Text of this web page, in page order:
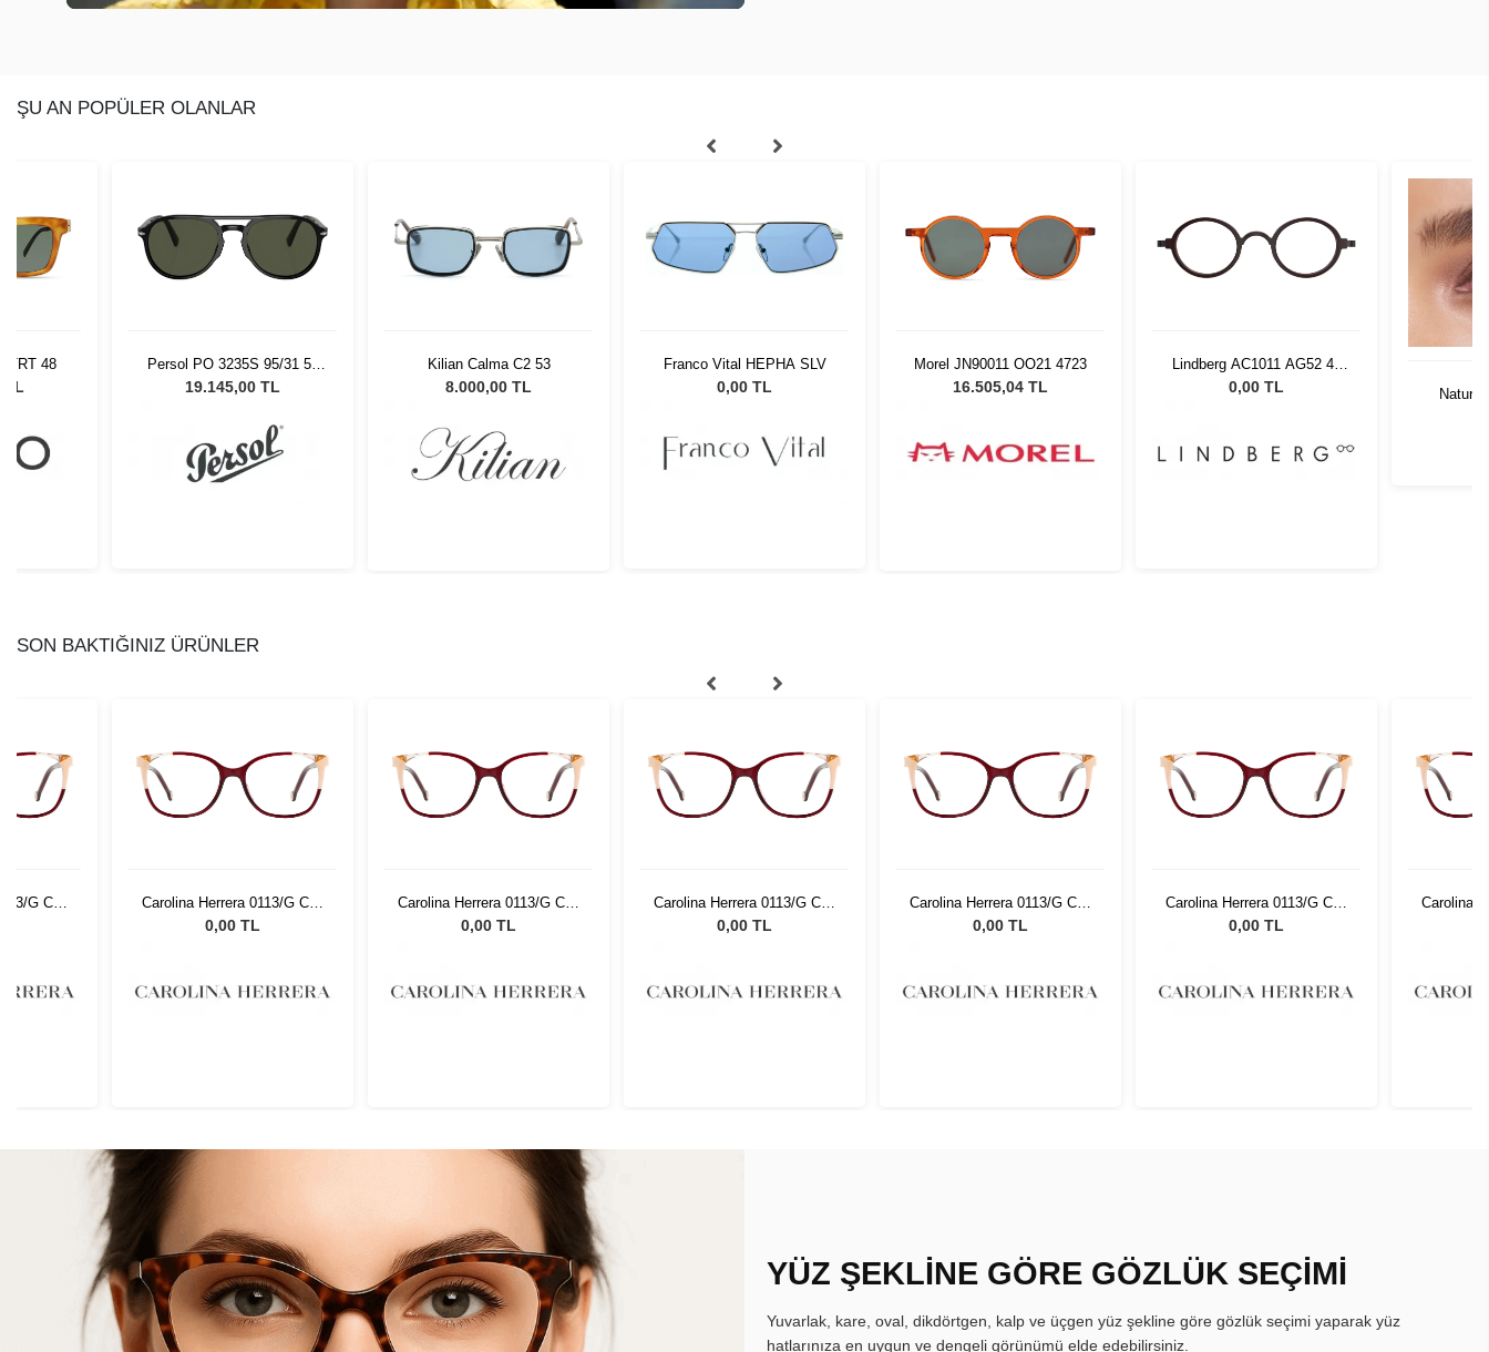
ŞU AN POPÜLER OLANLAR
48
TL
Persol PO 3235S 95/31 55
Unisex Güneş Gözlüğü
19.145,00 TL
Kilian Calma C2 53
8.000,00 TL
Franco Vital HEPHA SLV
0,00 TL
Morel JN90011 OO21 4723
16.505,04 TL
Lindberg AC1011 AG52 42
135
0,00 TL
SON BAKTIĞINIZ ÜRÜNLER
G C19
Carolina Herrera 0113/G C19
54 17
0,00 TL
Carolina Herrera 0113/G C19
54 17
0,00 TL
Carolina Herrera 0113/G C19
54 17
0,00 TL
Carolina Herrera 0113/G C19
54 17
0,00 TL
Carolina Herrera 0113/G C19
54 17
0,00 TL
Carolina
YÜZ ŞEKLİNE GÖRE GÖZLÜK SEÇİMİ
Yuvarlak, kare, oval, dikdörtgen, kalp ve üçgen yüz şekline göre gözlük seçimi yaparak yüz
hatlarınıza en uygun ve dengeli görünümü elde edebilirsiniz.